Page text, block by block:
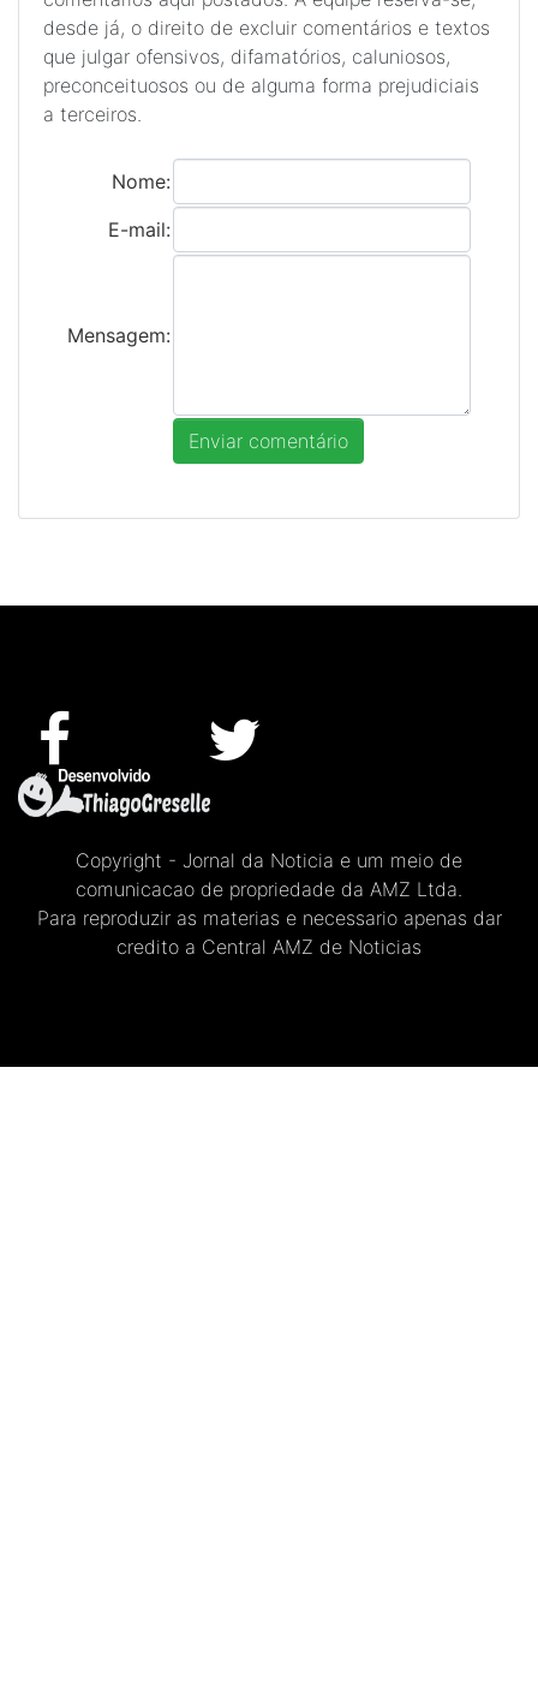
desde já, o direito de excluir comentários e textos
que julgar ofensivos, difamatórios, caluniosos,
preconceituosos ou de alguma forma prejudiciais
a terceiros.
Nome:
E-mail:
Mensagem:
Copyright - Jornal da Noticia e um meio de
comunicacao de propriedade da AMZ Ltda.
Para reproduzir as materias e necessario apenas dar
credito a Central AMZ de Noticias